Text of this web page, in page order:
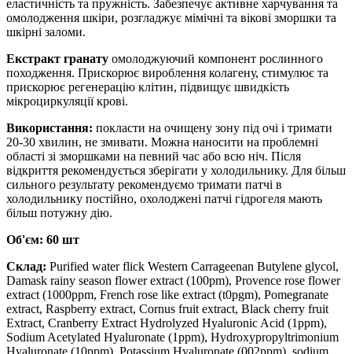
еластичність та пружність. Забезпечує активне харчування та
омолодження шкіри, розгладжує мімічні та вікові зморшки та
шкірні заломи.
Екстракт гранату омолоджуючий компонент рослинного
походження. Прискорює вироблення колагену, стимулює та
прискорює регенерацію клітин, підвищує швидкість
мікроциркуляції крові.
Використання: покласти на очищену зону під очі і тримати
20-30 хвилин, не змивати. Можна наносити на проблемні
області зі зморшками на певний час або всю ніч. Після
відкриття рекомендується зберігати у холодильнику. Для більш
сильного результату рекомендуємо тримати патчі в
холодильнику постійно, охолоджені патчі гідрогеля мають
більш потужну дію.
Об'єм: 60 шт
Склад: Purified water flick Western Carrageenan Butylene glycol,
Damask rainy season flower extract (100pm), Provence rose flower
extract (1000ppm, French rose like extract (t0pgm), Pomegranate
extract, Raspberry extract, Cornus fruit extract, Black cherry fruit
Extract, Cranberry Extract Hydrolyzed Hyaluronic Acid (1ppm),
Sodium Acetylated Hyaluronate (1ppm), Hydroxypropyltrimonium
Hyaluronate (10ppm), Potassium Hyaluronate (002ppm), sodium